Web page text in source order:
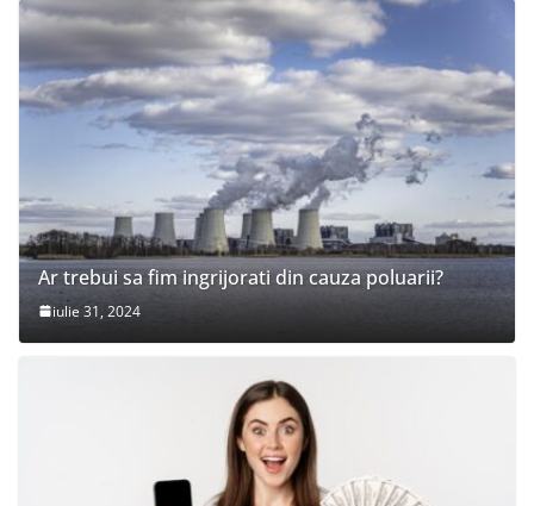
Ar trebui sa fim ingrijorati din cauza poluarii?
iulie 31, 2024